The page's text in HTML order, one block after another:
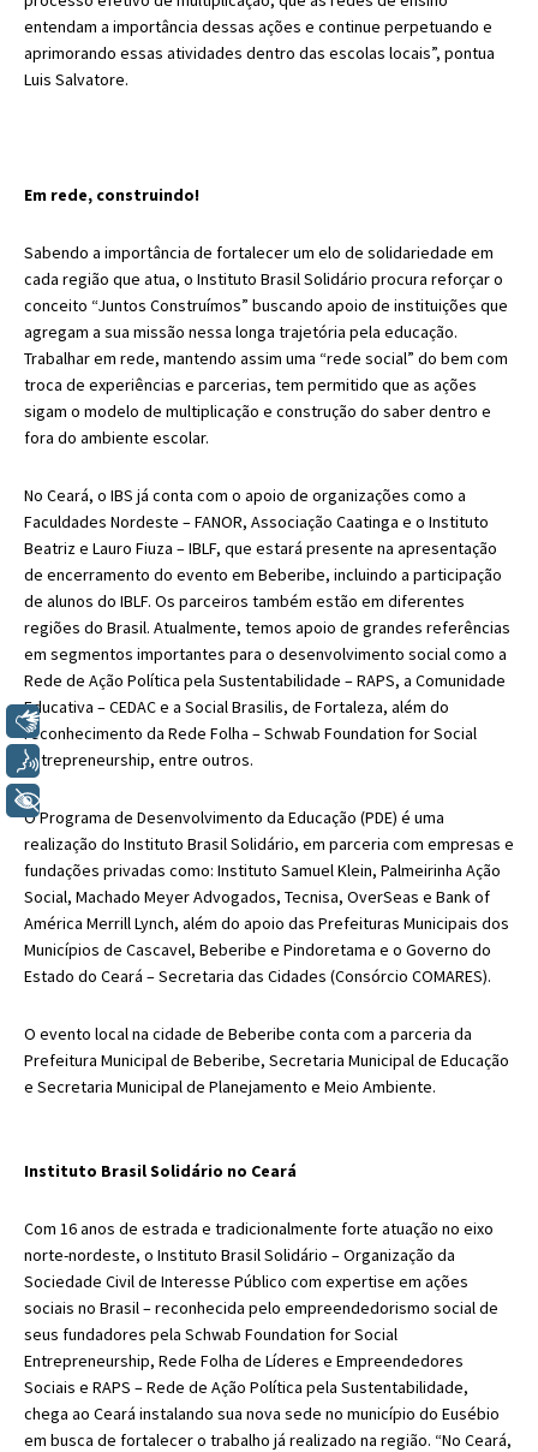
entendam a importância dessas ações e continue perpetuando e
aprimorando essas atividades dentro das escolas locais”, pontua
Luis Salvatore.
Em rede, construindo!
Sabendo a importância de fortalecer um elo de solidariedade em
cada região que atua, o Instituto Brasil Solidário procura reforçar o
conceito “Juntos Construímos” buscando apoio de instituições que
agregam a sua missão nessa longa trajetória pela educação.
Trabalhar em rede, mantendo assim uma “rede social” do bem com
troca de experiências e parcerias, tem permitido que as ações
sigam o modelo de multiplicação e construção do saber dentro e
fora do ambiente escolar.
No Ceará, o IBS já conta com o apoio de organizações como a
Faculdades Nordeste – FANOR, Associação Caatinga e o Instituto
Beatriz e Lauro Fiuza – IBLF, que estará presente na apresentação
de encerramento do evento em Beberibe, incluindo a participação
de alunos do IBLF. Os parceiros também estão em diferentes
regiões do Brasil. Atualmente, temos apoio de grandes referências
em segmentos importantes para o desenvolvimento social como a
Rede de Ação Política pela Sustentabilidade – RAPS, a Comunidade
Educativa – CEDAC e a Social Brasilis, de Fortaleza, além do
reconhecimento da Rede Folha – Schwab Foundation for Social
Entrepreneurship, entre outros.
O Programa de Desenvolvimento da Educação (PDE) é uma
realização do Instituto Brasil Solidário, em parceria com empresas e
fundações privadas como: Instituto Samuel Klein, Palmeirinha Ação
Social, Machado Meyer Advogados, Tecnisa, OverSeas e Bank of
América Merrill Lynch, além do apoio das Prefeituras Municipais dos
Municípios de Cascavel, Beberibe e Pindoretama e o Governo do
Estado do Ceará – Secretaria das Cidades (Consórcio COMARES).
O evento local na cidade de Beberibe conta com a parceria da
Prefeitura Municipal de Beberibe, Secretaria Municipal de Educação
e Secretaria Municipal de Planejamento e Meio Ambiente.
Instituto Brasil Solidário no Ceará
Com 16 anos de estrada e tradicionalmente forte atuação no eixo
norte-nordeste, o Instituto Brasil Solidário – Organização da
Sociedade Civil de Interesse Público com expertise em ações
sociais no Brasil – reconhecida pelo empreendedorismo social de
seus fundadores pela Schwab Foundation for Social
Entrepreneurship, Rede Folha de Líderes e Empreendedores
Sociais e RAPS – Rede de Ação Política pela Sustentabilidade,
chega ao Ceará instalando sua nova sede no município do Eusébio
em busca de fortalecer o trabalho já realizado na região. “No Ceará,
Libras
Voz